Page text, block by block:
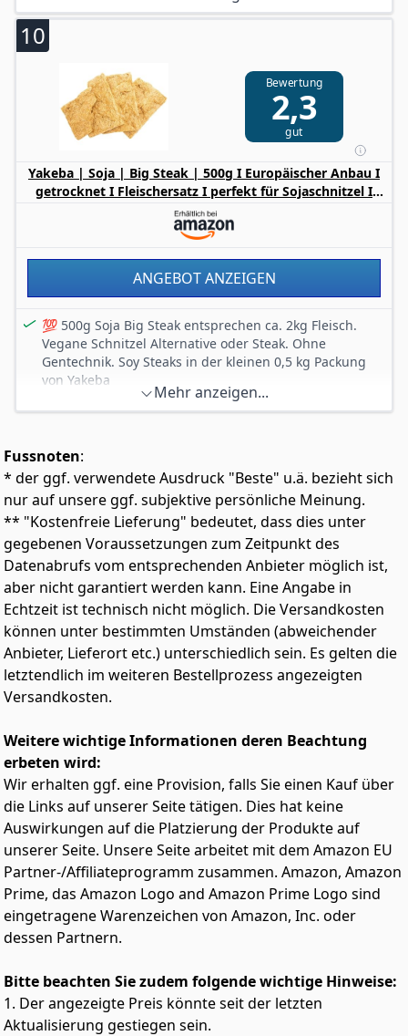
Die Seitan Fertigmischung ist ohne zusätzliche Farb-
und Konservierungsstoffe oder Geschmacksverstärker.
Einfach und frisch: Der Teig klebt nicht an der Schüssel
Minuten und Handgriffen zubereitet.
Das fertig gekochte Seitan können Sie zu Würfeln,
Schnetzeln oder Scheiben weiterverarbeiten und je
nach Geschmack würzen. So entsteht Ihr individuelles
10
Bewertung
2,3
gut
Yakeba | Soja | Big Steak | 500g I Europäischer Anbau I
getrocknet I Fleischersatz I perfekt für Sojaschnitzel I
proteinreiches haltbares veganes Lebensmittel I
Alternative zu Seitan/Tofu
ANGEBOT ANZEIGEN
💯 500g Soja Big Steak entsprechen ca. 2kg Fleisch.
Vegane Schnitzel Alternative oder Steak. Ohne
Gentechnik. Soy Steaks in der kleinen 0,5 kg Packung
von Yakeba
🌯 Grobe Sojaschnitzel bieten vielfältige
Wasseraufnahmefähigkeit können Soja Schnetzel
platzsparend und lange gelagert werden
✅ Die YAKEBA - Sojaprodukte zeichnen sich vor allem
durch ihre Bissfestigkeit und ihren außergewöhnlich
guten Geschmack aus. Genießen Sie ein schmackhaftes
veganes Schnitzel oder verwenden Sie sie alternativ zu
Grillfleisch
🍽 Entdecke auch andere YAKEBA Fleischalternativen,
wie zum Beispiel Geschnetzeltes, Soya Chunks für
Gulasch, Soja Granulat als Hackfleisch Ersatz oder Soja
Medaillons
🌱 Gentechnikfreier Anbau und Verarbeitung der
YAKEBA – Sojaprodukte in Europa. Lieferung in
lebensmittelechter Papierverpackung ohne
Umverpackung
🌾 Big Steaks Soja - Vegetarisch, vegan und ohne
Gentechnik. Gemeinsam für ein besseres Tierwohl.
Perfekter Fleisch Ersatz. Steaks aufkochen, würzen und
genießen. Sojasteak aus Sojaschnetzel
🌿 Die Marke Yakeba steht für Nachhaltigkeit innerhalb
jeder Lieferketten sowie umweltbewusstem Handeln.
Daher sind unsere Produkte immer plastikfrei verpackt
und unser Versand erfolgt immer CO2 neutral
Mehr anzeigen...
Fussnoten:
* der ggf. verwendete Ausdruck "Beste" u.ä. bezieht sich
nur auf unsere ggf. subjektive persönliche Meinung.
** "Kostenfreie Lieferung" bedeutet, dass dies unter
gegebenen Voraussetzungen zum Zeitpunkt des
Datenabrufs vom entsprechenden Anbieter möglich ist,
aber nicht garantiert werden kann. Eine Angabe in
Echtzeit ist technisch nicht möglich. Die Versandkosten
können unter bestimmten Umständen (abweichender
Anbieter, Lieferort etc.) unterschiedlich sein. Es gelten die
letztendlich im weiteren Bestellprozess angezeigten
Versandkosten.
Weitere wichtige Informationen deren Beachtung
erbeten wird:
Wir erhalten ggf. eine Provision, falls Sie einen Kauf über
die Links auf unserer Seite tätigen. Dies hat keine
Auswirkungen auf die Platzierung der Produkte auf
unserer Seite. Unsere Seite arbeitet mit dem Amazon EU
Partner-/Affiliateprogramm zusammen. Amazon, Amazon
Prime, das Amazon Logo and Amazon Prime Logo sind
eingetragene Warenzeichen von Amazon, Inc. oder
dessen Partnern.
Bitte beachten Sie zudem folgende wichtige Hinweise:
1. Der angezeigte Preis könnte seit der letzten
Aktualisierung gestiegen sein.